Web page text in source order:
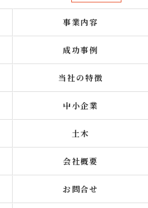
事業内容
成功事例
当社の特徴
中小企業
土木
会社概要
お問合せ